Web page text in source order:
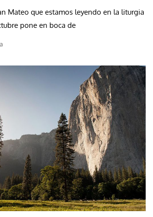
Mateo que estamos leyendo en la liturgia
pone en boca de